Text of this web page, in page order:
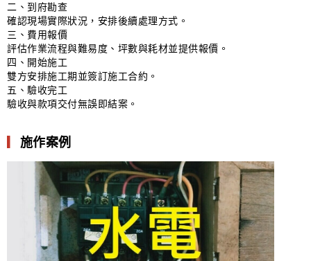
二、到府勘查
確認現場實際狀況，安排後續處理方式。
三、費用報價
評估作業流程與難易度、坪數與耗材並提供報價。
四、開始施工
雙方安排施工期並簽訂施工合約。
五、驗收完工
驗收與款項交付無誤即結案。
施作案例